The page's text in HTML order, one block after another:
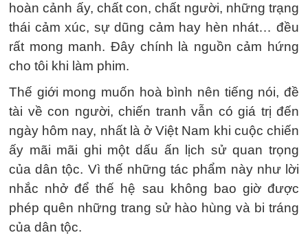
hoàn cảnh ấy, chất con, chất người, những trạng
thái cảm xúc, sự dũng cảm hay hèn nhát… đều
rất mong manh. Đây chính là nguồn cảm hứng
cho tôi khi làm phim.
Thế giới mong muốn hoà bình nên tiếng nói, đề
tài về con người, chiến tranh vẫn có giá trị đến
ngày hôm nay, nhất là ở Việt Nam khi cuộc chiến
ấy mãi mãi ghi một dấu ấn lịch sử quan trọng
của dân tộc. Vì thế những tác phẩm này như lời
nhắc nhở để thế hệ sau không bao giờ được
phép quên những trang sử hào hùng và bi tráng
của dân tộc.